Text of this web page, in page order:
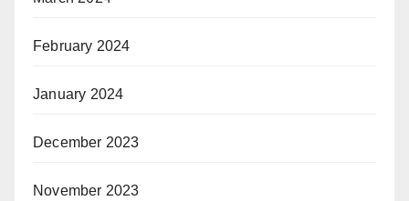
February 2024
January 2024
December 2023
November 2023